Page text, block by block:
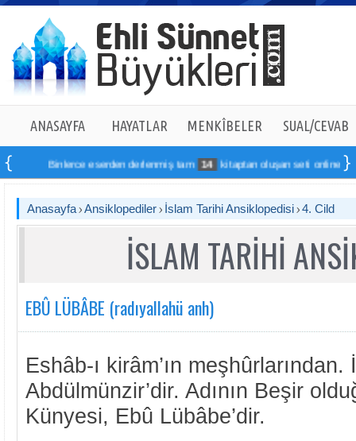
ANASAYFA HAYATLAR MENKÎBELER SUAL/CEVAB
Binlerce eserden derlenmiş tam 14 kitaptan oluşan seti online sipariş
Anasayfa Ansiklopediler İslam Tarihi Ansiklopedisi 4. Cild
İSLAM TARİHİ
EBÛ LÜBÂBE (radıyallahü anh)
Eshâb-ı kirâm’ın
Abdülmünzir’dir. Adının Beşir
Künyesi, Ebû Lübâbe’dir.